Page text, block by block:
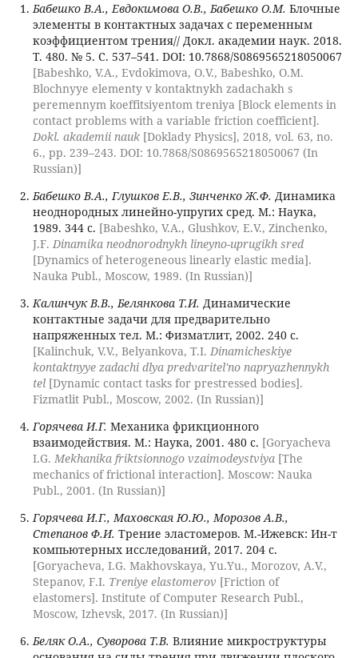
Бабешко В.А., Евдокимова О.В., Бабешко О.М. Блочные
элементы в контактных задачах с переменным
коэффициентом трения// Докл. академии наук. 2018.
Т. 480. № 5. С. 537–541. DOI: 10.7868/S0869565218050067
[Babeshko, V.A., Evdokimova, O.V., Babeshko, O.M.
Blochnyye elementy v kontaktnykh zadachakh s
peremennym koeffitsiyentom treniya [Block elements in
contact problems with a variable friction coefficient].
Dokl. akademii nauk[Doklady Physics], 2018, vol. 63, no.
6., pp. 239–243. DOI: 10.7868/S0869565218050067 (In
Russian)]
Бабешко В.А., Глушков Е.В., Зинченко Ж.Ф. Динамика
неоднородных линейно-упругих сред. М.: Наука,
1989. 344 с. [Babeshko, V.A., Glushkov, E.V., Zinchenko,
J.F. Dinamika neodnorodnykh lineyno-uprugikh sred
[Dynamics of heterogeneous linearly elastic media].
Nauka Publ., Moscow, 1989. (In Russian)]
Калинчук В.В., Белянкова Т.И. Динамические
контактные задачи для предварительно
напряженных тел. М.: Физматлит, 2002. 240 с.
[Kalinchuk, V.V., Belyankova, T.I. Dinamicheskiye
kontaktnyye zadachi dlya predvaritel'no napryazhennykh
tel[Dynamic contact tasks for prestressed bodies].
Fizmatlit Publ., Moscow, 2002. (In Russian)]
Горячева И.Г. Механика фрикционного
взаимодействия. М.: Наука, 2001. 480 с. [Goryacheva
I.G. Mekhanika friktsionnogo vzaimodeystviya[The
mechanics of frictional interaction]. Moscow: Nauka
Publ., 2001. (In Russian)]
Горячева И.Г., Маховская Ю.Ю., Морозов А.В.,
Степанов Ф.И. Трение эластомеров. М.-Ижевск: Ин-т
компьютерных исследований, 2017. 204 с.
[Goryacheva, I.G. Makhovskaya, Yu.Yu., Morozov, A.V.,
Stepanov, F.I. Treniye elastomerov [Friction of
elastomers]. Institute of Computer Research Publ.,
Moscow, Izhevsk, 2017. (In Russian)]
Беляк О.А., Суворова Т.В. Влияние микроструктуры